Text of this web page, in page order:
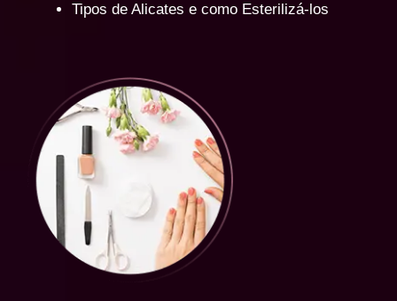
Tipos de Alicates e como Esterilizá-los